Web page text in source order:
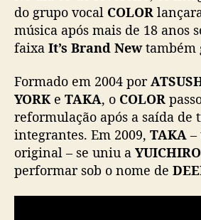
do grupo vocal COLOR
música após mais de 18 anos
faixa It’s Brand Newtambém
Formado em 2004 por
YORKe TAKA, o COLOR
reformulação após a saída de
integrantes. Em 2009, TAKA –
original – se uniu a YUICHIRO
performar sob o nome de